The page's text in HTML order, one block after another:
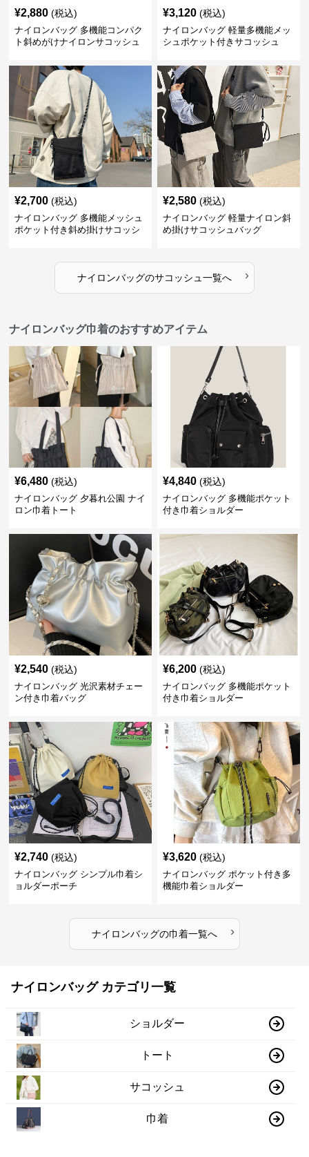
¥2,880 (税込)
ナイロンバッグ 多機能コンパク
ト斜めがけナイロンサコッシュ
¥3,120 (税込)
ナイロンバッグ 軽量多機能メッ
シュポケット付きサコッシュ
¥2,700 (税込)
ナイロンバッグ 多機能メッシュ
ポケット付き斜め掛けサコッシ
¥2,580 (税込)
ナイロンバッグ 軽量ナイロン斜
め掛けサコッシュバッグ
ナイロンバッグのサコッシュ 一覧へ ›
ナイロンバッグ巾着のおすすめアイテム
¥6,480 (税込)
ナイロンバッグ 夕暮れ公園 ナイ
ロン巾着トート
¥4,840 (税込)
ナイロンバッグ 多機能ポケット
付き巾着ショルダー
¥2,540 (税込)
ナイロンバッグ 光沢素材チェー
ン付き巾着バッグ
¥6,200 (税込)
ナイロンバッグ 多機能ポケット
付き巾着ショルダー
¥2,740 (税込)
ナイロンバッグ シンプル巾着シ
ョルダーポーチ
¥3,620 (税込)
ナイロンバッグ ポケット付き多
機能巾着ショルダー
ナイロンバッグの巾着一覧へ ›
ナイロンバッグ カテゴリ一覧
ショルダー
トート
サコッシュ
巾着